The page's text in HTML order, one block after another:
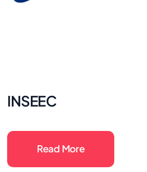
INSEEC
Read More